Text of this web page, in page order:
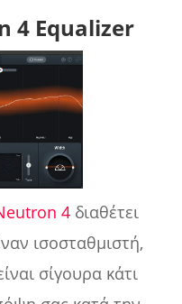
4 Equalizer
4διαθέτει
ισοσταθμιστή,
σίγουρα κάτι